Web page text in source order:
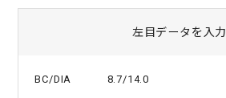
左目データを入力
BC/DIA 8.7/14.0